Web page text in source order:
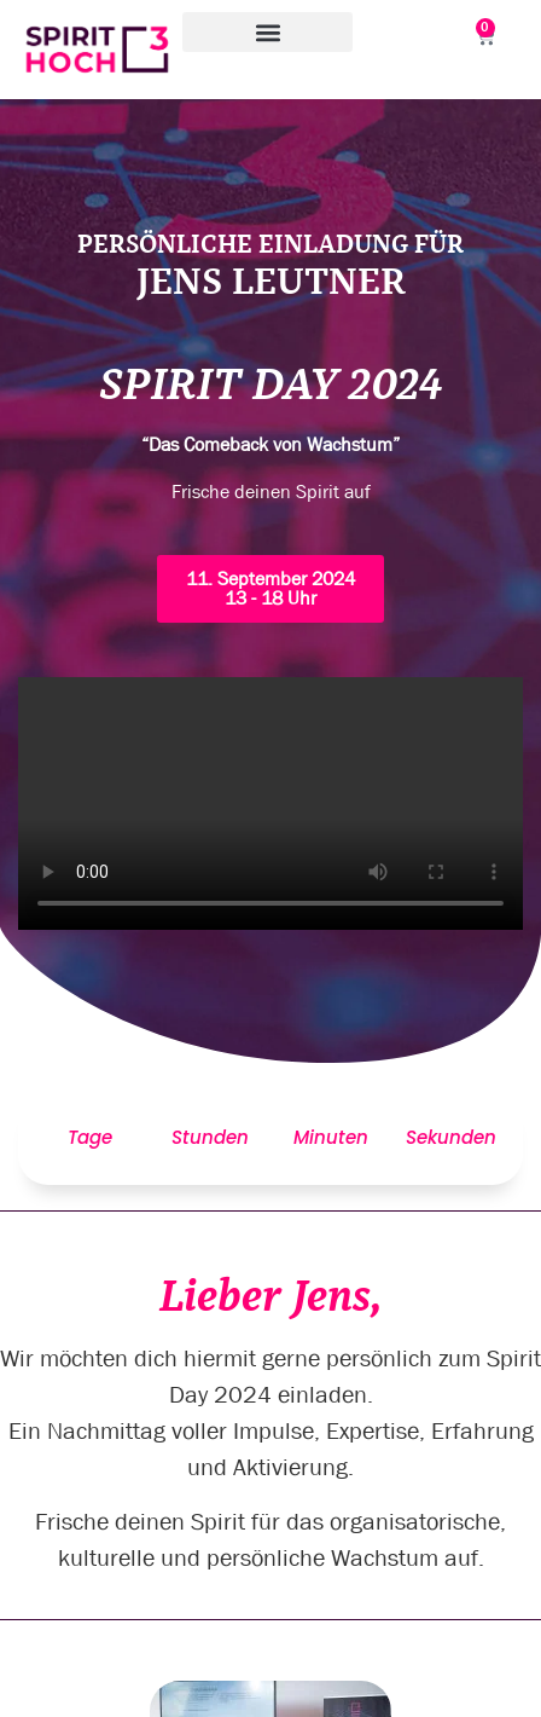
0
PERSÖNLICHE EINLADUNG FÜR
JENS LEUTNER
SPIRIT DAY 2024
“Das Comeback von Wachstum”
Frische deinen Spirit auf
11. September 2024
13 - 18 Uhr
Tage Stunden Minuten Sekunden
Lieber Jens,
Wir möchten dich hiermit gerne persönlich zum Spirit
Day 2024 einladen.
Ein Nachmittag voller Impulse, Expertise, Erfahrung
und Aktivierung.
Frische deinen Spirit für das organisatorische,
kulturelle und persönliche Wachstum auf.